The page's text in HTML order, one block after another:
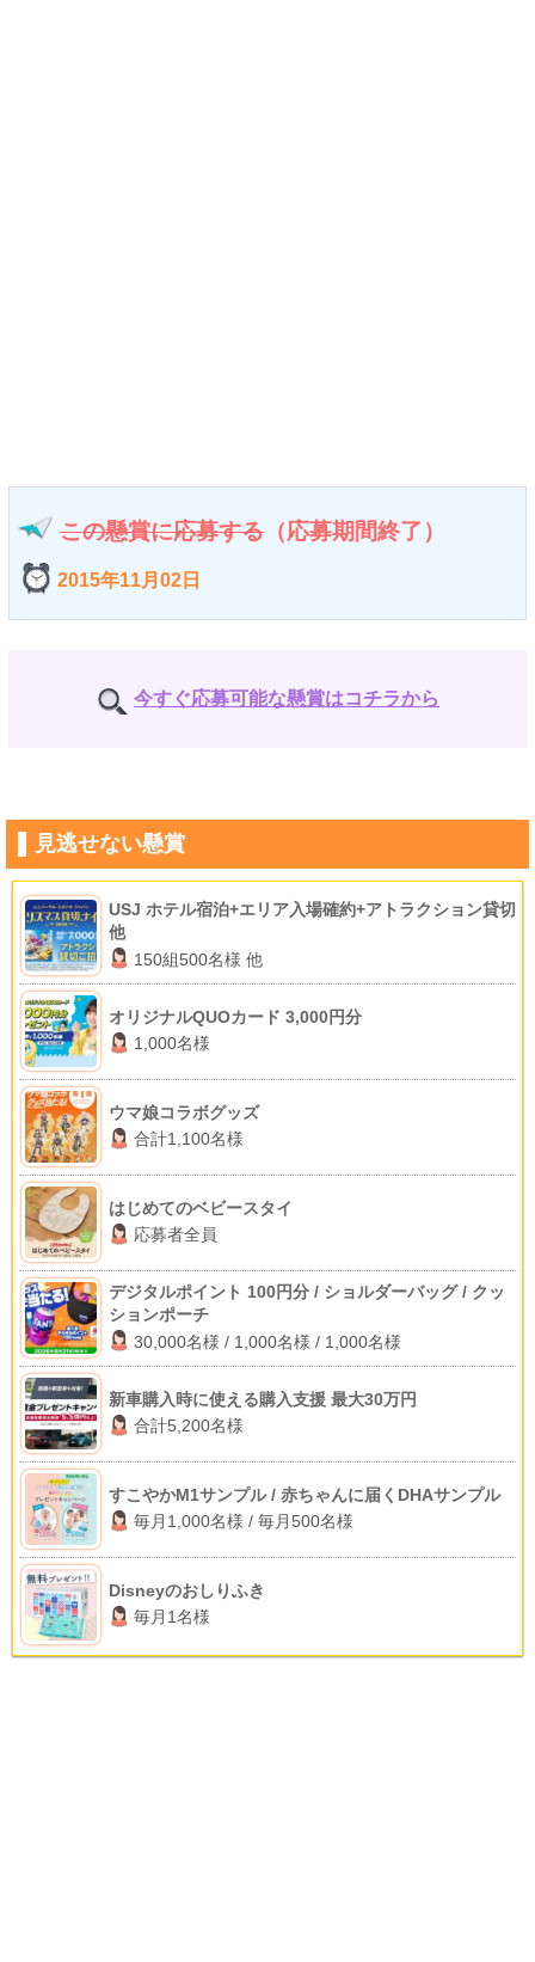
この懸賞に応募する （応募期間終了）
2015年11月02日
今すぐ応募可能な懸賞はコチラから
見逃せない懸賞
USJ ホテル宿泊+エリア入場確約+アトラクション貸切
他
150組500名様 他
オリジナルQUOカード 3,000円分
1,000名様
ウマ娘コラボグッズ
合計1,100名様
はじめてのベビースタイ
応募者全員
デジタルポイント 100円分 / ショルダーバッグ / クッ
ションポーチ
30,000名様 / 1,000名様 / 1,000名様
新車購入時に使える購入支援 最大30万円
合計5,200名様
すこやかM1サンプル / 赤ちゃんに届くDHAサンプル
毎月1,000名様 / 毎月500名様
Disneyのおしりふき
毎月1名様